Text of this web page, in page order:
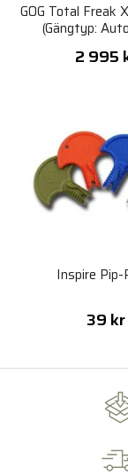
GOG Total Freak
(Gängtyp:
2 995
Inspire Pip-
39 kr